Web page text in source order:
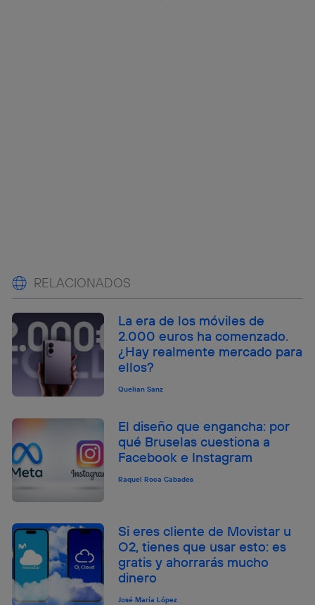
RELACIONADOS
La era de los móviles de
2.000 euros ha comenzado.
¿Hay realmente mercado para
ellos?
Quelian Sanz
El diseño que engancha: por
qué Bruselas cuestiona a
Facebook e Instagram
Raquel Roca Cabades
Si eres cliente de Movistar u
O2, tienes que usar esto: es
gratis y ahorrarás mucho
dinero
José María López